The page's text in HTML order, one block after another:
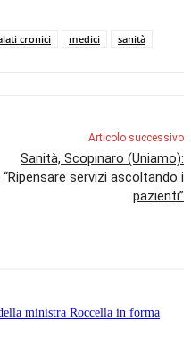
cronici medici sanità
Articolo successivo
Sanità, Scopinaro (Uniamo):
“Ripensare servizi ascoltando i
pazienti”
ministra Roccella in forma